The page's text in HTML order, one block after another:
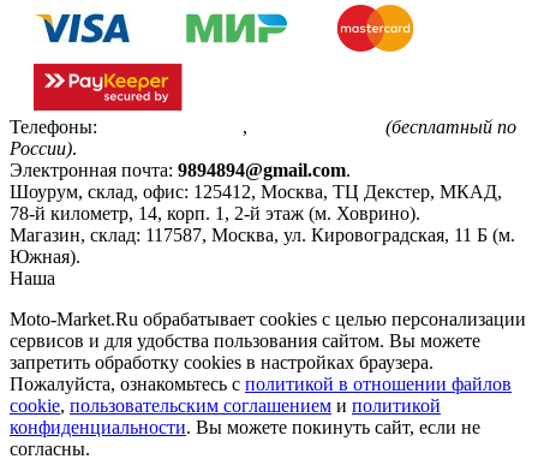
Телефоны: ,
(бесплатный по
России).
Электронная почта: 9894894@gmail.com.
Шоурум, склад, офис: 125412, Москва, ТЦ Декстер, МКАД,
78-й километр, 14, корп. 1, 2-й этаж (м. Ховрино).
Магазин, склад: 117587, Москва, ул. Кировоградская, 11 Б (м.
Южная).
Наша
Moto-Market.Ru обрабатывает сookies с целью персонализации
сервисов и для удобства пользования сайтом. Вы можете
запретить обработку сookies в настройках браузера.
Пожалуйста, ознакомьтесь с политикой в отношении файлов
cookie, пользовательским соглашением и политикой
конфиденциальности. Вы можете покинуть сайт, если не
согласны.